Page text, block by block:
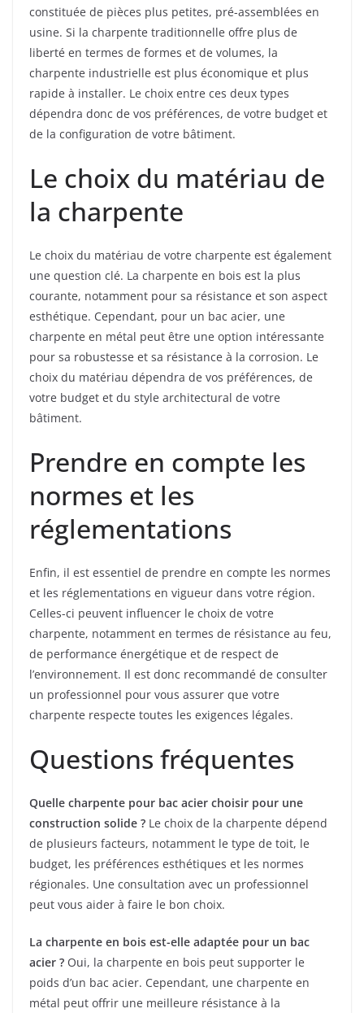
constituée de pièces plus petites, pré-assemblées en
usine. Si la charpente traditionnelle offre plus de
liberté en termes de formes et de volumes, la
charpente industrielle est plus économique et plus
rapide à installer. Le choix entre ces deux types
dépendra donc de vos préférences, de votre budget et
de la configuration de votre bâtiment.
Le choix du matériau de
la charpente
Le choix du matériau de votre charpente est également
une question clé. La charpente en bois est la plus
courante, notamment pour sa résistance et son aspect
esthétique. Cependant, pour un bac acier, une
charpente en métal peut être une option intéressante
pour sa robustesse et sa résistance à la corrosion. Le
choix du matériau dépendra de vos préférences, de
votre budget et du style architectural de votre
bâtiment.
Prendre en compte les
normes et les
réglementations
Enfin, il est essentiel de prendre en compte les normes
et les réglementations en vigueur dans votre région.
Celles-ci peuvent influencer le choix de votre
charpente, notamment en termes de résistance au feu,
de performance énergétique et de respect de
l’environnement. Il est donc recommandé de consulter
un professionnel pour vous assurer que votre
charpente respecte toutes les exigences légales.
Questions fréquentes
Quelle charpente pour bac acier choisir pour une
construction solide ? Le choix de la charpente dépend
de plusieurs facteurs, notamment le type de toit, le
budget, les préférences esthétiques et les normes
régionales. Une consultation avec un professionnel
peut vous aider à faire le bon choix.
La charpente en bois est-elle adaptée pour un bac
acier ? Oui, la charpente en bois peut supporter le
poids d’un bac acier. Cependant, une charpente en
métal peut offrir une meilleure résistance à la